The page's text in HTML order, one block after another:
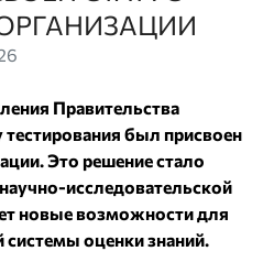
Правительства
был присвоен
Это решение стало
исследовательской
новые возможности для
системы оценки знаний.